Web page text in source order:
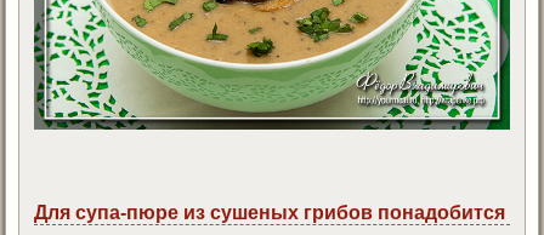
Для супа-пюре из сушеных грибов понадобится